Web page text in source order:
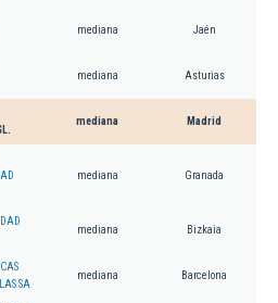
mediana Jaén
mediana Asturias
mediana Madrid
mediana Granada
mediana Bizkaia
SA
mediana Barcelona